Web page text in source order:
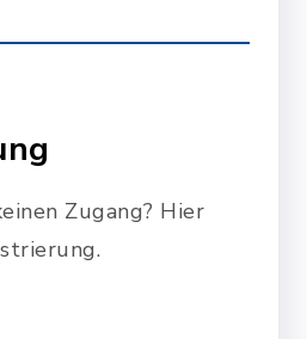
Zugang? Hier